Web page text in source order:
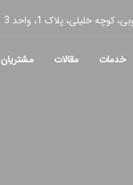
خلیلی، پلاک 1، واحد 3
خدمات مقالات مشتریان